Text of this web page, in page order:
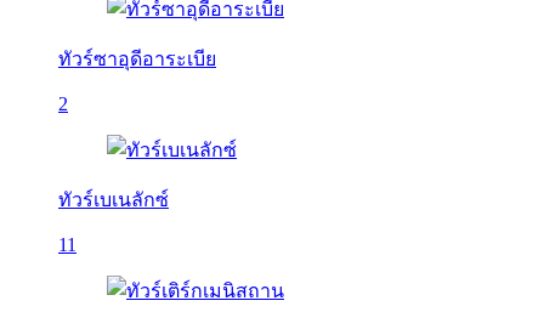
ทัวร์ซาอุดีอาระเบีย
2
ทัวร์เบเนลักซ์
11